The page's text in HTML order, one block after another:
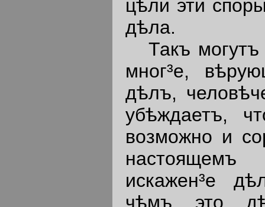
цѣли эти
дѣла.
Такъ могутъ
мног³е,
дѣлъ,
убѣждаетъ,
возможно и
настоящемъ
искажен³е
чѣмъ это